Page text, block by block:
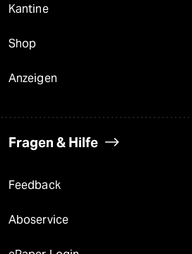
Kantine
Shop
Anzeigen
Fragen & Hilfe
Feedback
Aboservice